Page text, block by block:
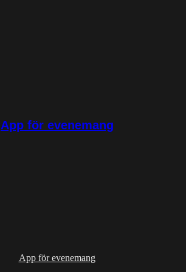
App för evenemang
App för evenemang